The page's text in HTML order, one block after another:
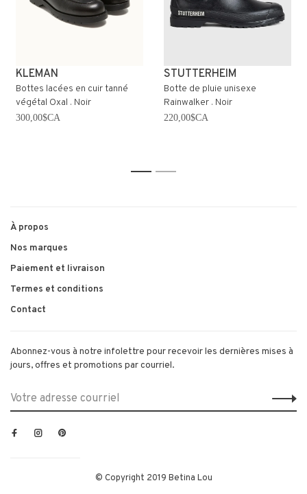
KLEMAN
Bottes lacées en cuir tanné
végétal Oxal . Noir
300,00$CA
STUTTERHEIM
Botte de pluie unisexe
Rainwalker . Noir
220,00$CA
1 2
À propos
Nos marques
Paiement et livraison
Termes et conditions
Contact
Abonnez-vous à notre infolettre pour recevoir les dernières mises à
jours, offres et promotions par courriel.